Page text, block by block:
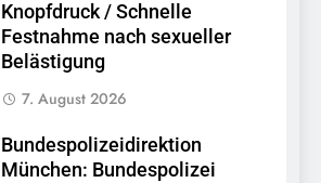
Knopfdruck / Schnelle
Festnahme nach sexueller
Belästigung
7. August 2026
Bundespolizeidirektion
München: Bundespolizei